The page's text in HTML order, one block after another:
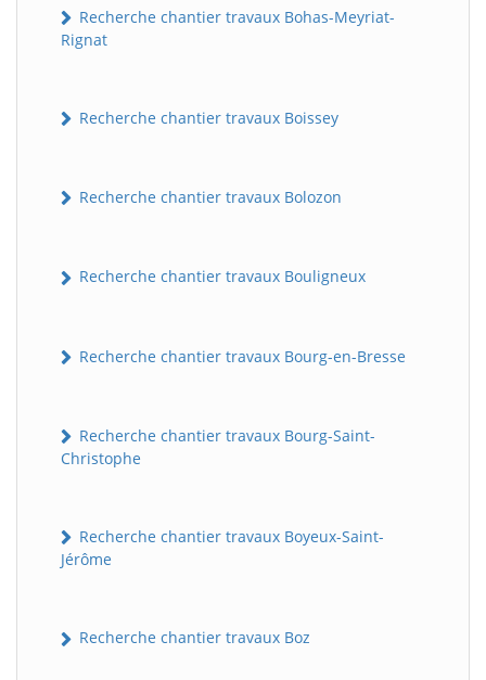
Recherche chantier travaux Bohas-Meyriat-
Rignat
Recherche chantier travaux Boissey
Recherche chantier travaux Bolozon
Recherche chantier travaux Bouligneux
Recherche chantier travaux Bourg-en-Bresse
Recherche chantier travaux Bourg-Saint-
Christophe
Recherche chantier travaux Boyeux-Saint-
Jérôme
Recherche chantier travaux Boz